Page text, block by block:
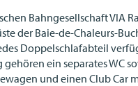
BahngesellschaftVIA
der Baie-de-Chaleurs-
Doppelschlafabteil
ein separates WC
und einen Club Car